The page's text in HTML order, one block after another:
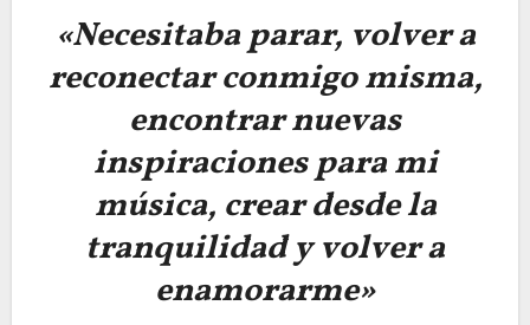
«Necesitaba parar, volver a
reconectar conmigo misma,
encontrar nuevas
inspiraciones para mi
música, crear desde la
tranquilidad y volver a
enamorarme»